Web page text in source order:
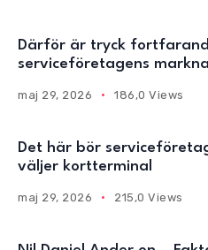
Därför är tryck
serviceföretagens
maj 29, 2026 186,0 Views
Det här bör
väljer kortterminal
maj 29, 2026 215,0 Views